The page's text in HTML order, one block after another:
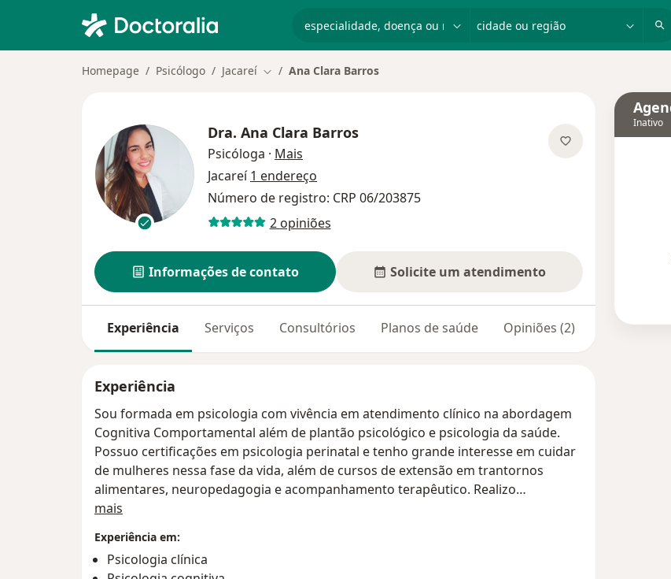
Homepage Psicólogo Jacareí Mudar de cidade
Ana Clara Barros
Dra. Ana Clara Barros
Psicóloga · Mais
Jacareí1 endereço
Número de registro: CRP 06/203875
2 opiniões
Informações de contato Solicite um atendimento
Experiência Serviços Consultórios Planos de saúde Opiniões (2)
Experiência
Sou formada em psicologia com vivência em atendimento clínico na abordagem
Cognitiva Comportamental além de plantão psicológico e psicologia da saúde.
Possuo certificações em psicologia perinatal e tenho grande interesse em cuidar
de mulheres nessa fase da vida, além de cursos de extensão em trantornos
alimentares, neuropedagogia e acompanhamento terapêutico. Realizo
atendimento presencial e online.
mais
Experiência em:
Psicologia clínica
Inativo